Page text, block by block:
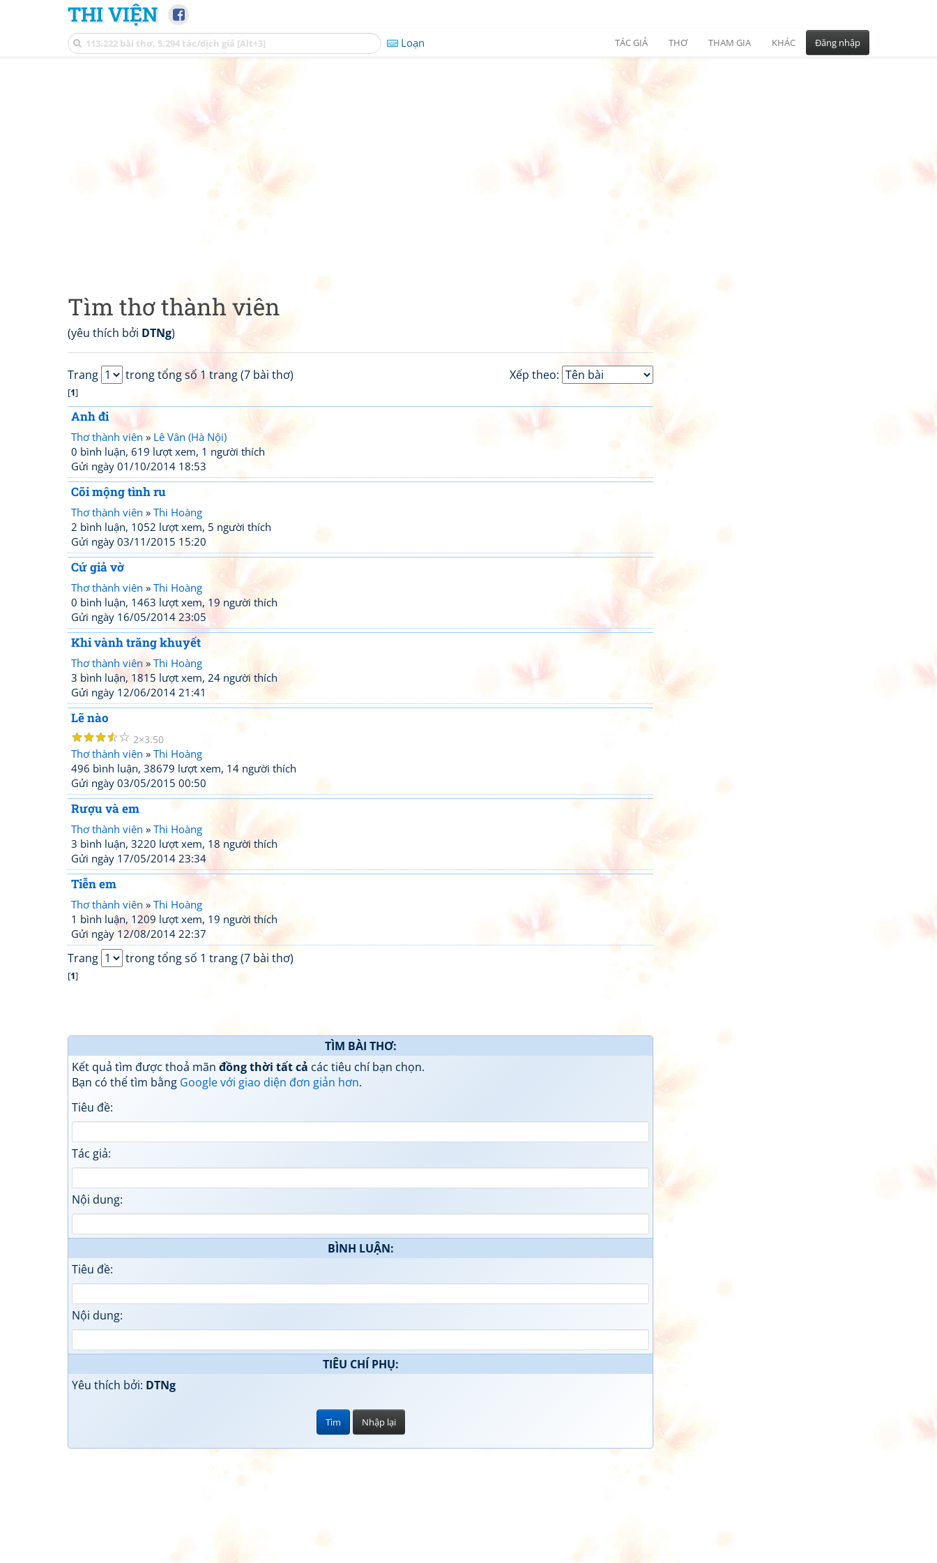
THI VIỆN
Loạn TÁC GIẢ THƠ THAM GIA KHÁC Đăng nhập
Tìm thơ thành viên
(yêu thích bởi DTNg)
Xếp theo:
Trang trong tổng số 1 trang (7 bài thơ)
[1]
Anh đi
Thơ thành viên » Lê Vân (Hà Nội)
0 bình luận, 619 lượt xem, 1 người thích
Gửi ngày 01/10/2014 18:53
Cõi mộng tình ru
Thơ thành viên » Thi Hoàng
2 bình luận, 1052 lượt xem, 5 người thích
Gửi ngày 03/11/2015 15:20
Cứ giả vờ
Thơ thành viên » Thi Hoàng
0 bình luận, 1463 lượt xem, 19 người thích
Gửi ngày 16/05/2014 23:05
Khi vành trăng khuyết
Thơ thành viên » Thi Hoàng
3 bình luận, 1815 lượt xem, 24 người thích
Gửi ngày 12/06/2014 21:41
Lẽ nào
☆
☆
☆
☆
☆ 2 3.50
Thơ thành viên » Thi Hoàng
496 bình luận, 38679 lượt xem, 14 người thích
Gửi ngày 03/05/2015 00:50
Rượu và em
Thơ thành viên » Thi Hoàng
3 bình luận, 3220 lượt xem, 18 người thích
Gửi ngày 17/05/2014 23:34
Tiễn em
Thơ thành viên » Thi Hoàng
1 bình luận, 1209 lượt xem, 19 người thích
Gửi ngày 12/08/2014 22:37
Trang trong tổng số 1 trang (7 bài thơ)
[1]
TÌM BÀI THƠ:
Kết quả tìm được thoả mãn đồng thời tất cả các tiêu chí bạn chọn.
Bạn có thể tìm bằng Google với giao diện đơn giản hơn.
Tiêu đề:
Tác giả:
Nội dung:
BÌNH LUẬN:
Tiêu đề:
Nội dung:
TIÊU CHÍ PHỤ:
Yêu thích bởi: DTNg